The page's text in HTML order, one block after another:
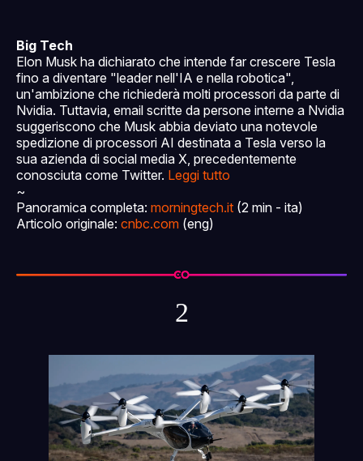
Big Tech
Elon Musk ha dichiarato che intende far crescere Tesla
fino a diventare "leader nell'IA e nella robotica",
un'ambizione che richiederà molti processori da parte di
Nvidia. Tuttavia, email scritte da persone interne a Nvidia
suggeriscono che Musk abbia deviato una notevole
spedizione di processori AI destinata a Tesla verso la
sua azienda di social media X, precedentemente
conosciuta come Twitter. Leggi tutto
~
Panoramica completa: morningtech.it (2 min - ita)
Articolo originale: cnbc.com (eng)
2